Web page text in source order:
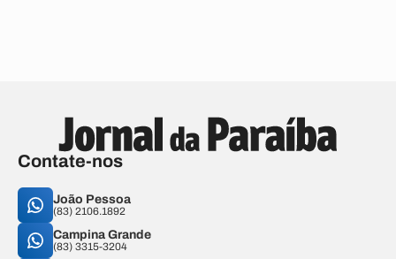
Contate-nos
João Pessoa
(83) 2106.1892
Campina Grande
(83) 3315-3204